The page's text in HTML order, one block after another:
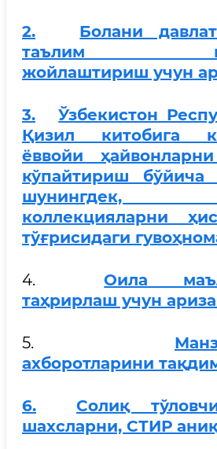
2.
Болани
таълим
жойлаштириш учун
3.
Ўзбекистон
Қизил китобига
ёввойи
кўпайтириш бўйича
шунингдек,
коллекцияларни
тўғрисидаги
4.Оила
таҳрирлаш учун
5.
ахборотларини
6.
Солиқ
шахсларни, СТИР